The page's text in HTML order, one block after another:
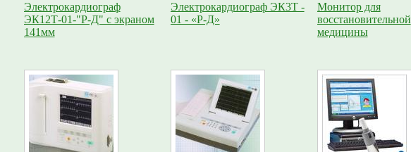
Электрокардиограф
ЭК12Т-01-"Р-Д" с экраном
141мм
Электрокардиограф ЭК3Т -
01 - «Р-Д»
Монитор для
восстановительной
медицины